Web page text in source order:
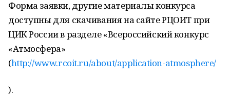
Форма заявки, другие материалы конкурса
доступны для скачивания на сайте РЦОИТ при
ЦИК России в разделе «Всероссийский конкурс
«Атмосфера»
(http://www.rcoit.ru/about/application-atmosphere/
).